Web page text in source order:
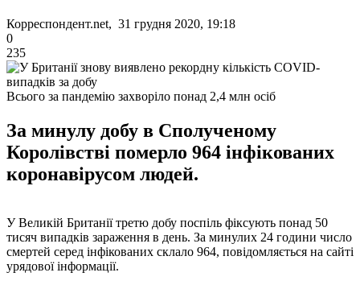
Корреспондент.net, 31 грудня 2020, 19:18
0
235
Всього за пандемію захворіло понад 2,4 млн осіб
За минулу добу в Сполученому
Королівстві померло 964 інфікованих
коронавірусом людей.
У Великій Британії третю добу поспіль фіксують понад 50
тисяч випадків зараження в день. За минулих 24 години число
смертей серед інфікованих склало 964, повідомляється на сайті
урядової інформації.